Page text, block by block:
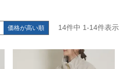
価格が高い順 14件中 1-14件表示